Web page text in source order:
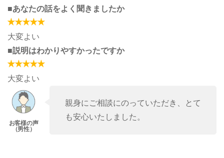
■あなたの話をよく聞きましたか
大変よい
■説明はわかりやすかったですか
大変よい
親身にご相談にのっていただき、とて
も安心いたしました。